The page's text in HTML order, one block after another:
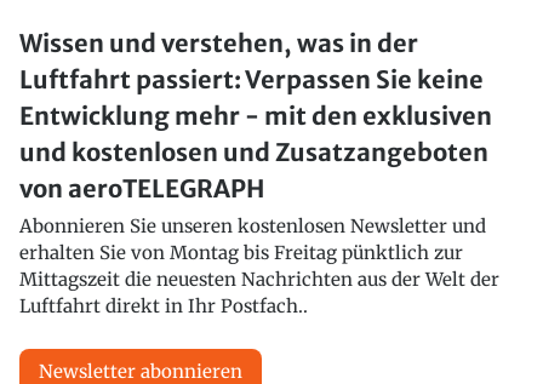
Wissen und verstehen, was in der
Luftfahrt passiert: Verpassen Sie keine
Entwicklung mehr - mit den exklusiven
und kostenlosen und Zusatzangeboten
von aeroTELEGRAPH
Abonnieren Sie unseren kostenlosen Newsletter und
erhalten Sie von Montag bis Freitag pünktlich zur
Mittagszeit die neuesten Nachrichten aus der Welt der
Luftfahrt direkt in Ihr Postfach..
Newsletter abonnieren